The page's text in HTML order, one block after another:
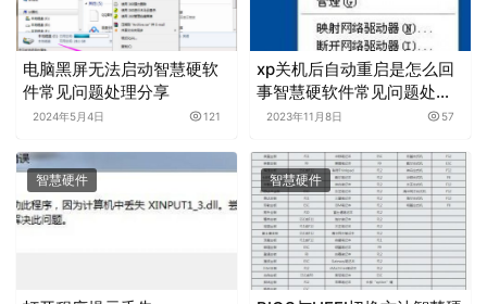
电脑黑屏无法启动智慧硬软
件常见问题处理分享
2024年5月4日 121
xp关机后自动重启是怎么回
事智慧硬软件常见问题处理
分享
2023年11月8日 57
智慧硬件 智慧硬件